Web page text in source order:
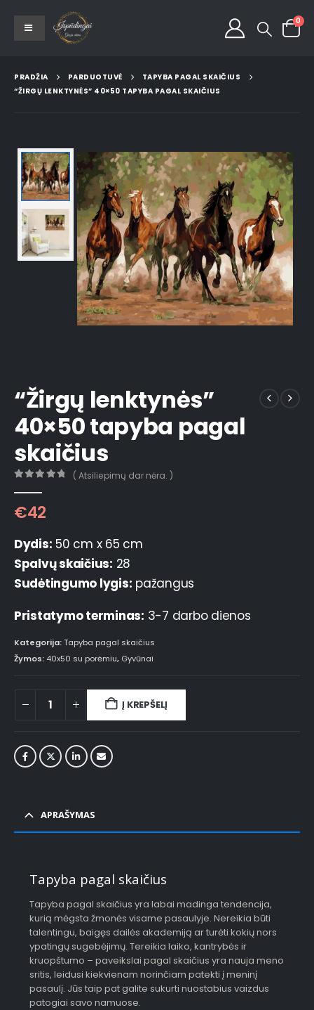
0
PRADŽIA PARDUOTUVĖ
TAPYBA PAGAL SKAIČIUS
“ŽIRGŲ LENKTYNĖS” 40×50 TAPYBA PAGAL SKAIČIUS
“Žirgų lenktynės”
40×50 tapyba pagal
skaičius
( Atsiliepimų dar nėra. )
€42
Dydis: 50 cm x 65 cm
Spalvų skaičius: 28
Sudėtingumo lygis: pažangus
Pristatymo terminas: 3-7 darbo dienos
Kategorija:Tapyba pagal skaičius
Žymos: 40x50 su porėmiu, Gyvūnai
Į KREPŠELĮ
APRAŠYMAS
Tapyba pagal skaičius
Tapyba pagal skaičius yra labai madinga tendencija,
kurią mėgsta žmonės visame pasaulyje. Nereikia būti
talentingu, baigęs dailės akademiją ar turėti kokių nors
ypatingų sugebėjimų. Tereikia laiko, kantrybės ir
kruopštumo – paveikslai pagal skaičius yra nauja meno
sritis, leidusi kiekvienam norinčiam patekti į meninį
pasaulį. Jūs taip pat galite sukurti nuostabius vaizdus
patogiai savo namuose.